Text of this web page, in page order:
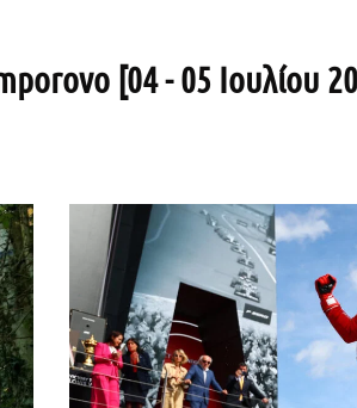
[04 - 05 Ιουλίου